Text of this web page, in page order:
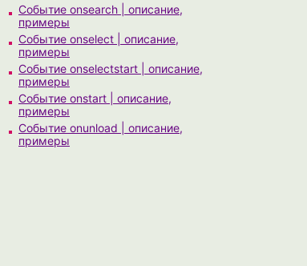
Событие onsearch | описание,
примеры
Событие onselect | описание,
примеры
Событие onselectstart | описание,
примеры
Событие onstart | описание,
примеры
Событие onunload | описание,
примеры